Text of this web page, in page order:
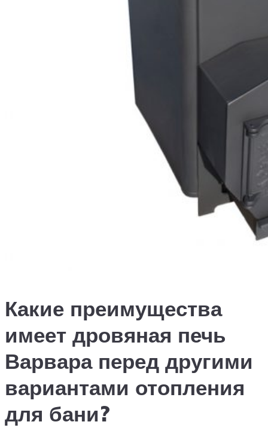
Какие преимущества
имеет дровяная печь
Варвара перед другими
вариантами отопления
для бани?